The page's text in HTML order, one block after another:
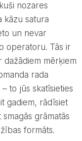
kāzu satura
un nevar
operatoru. Tās ir
dažādiem mērķiem
rada
to jūs skatīsieties
gadiem, rādīsiet
grāmatās
formāts.